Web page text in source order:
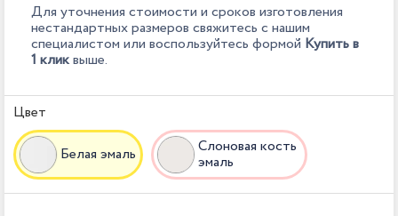
Для уточнения стоимости и сроков изготовления
нестандартных размеров свяжитесь с нашим
специалистом или воспользуйтесь формой Купить в
1 кликвыше.
Цвет
Белая эмаль Слоновая кость
эмаль